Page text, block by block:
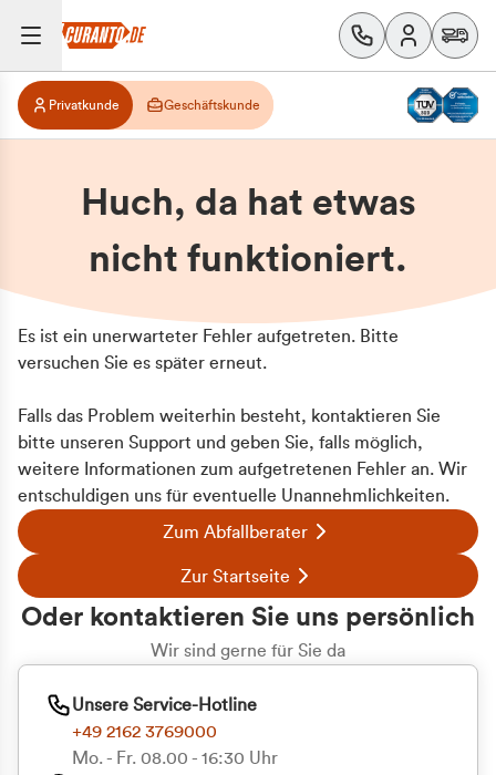
Privatkunde Geschäftskunde
Huch, da hat etwas
nicht funktioniert.
Es ist ein unerwarteter Fehler aufgetreten. Bitte
versuchen Sie es später erneut.
Falls das Problem weiterhin besteht, kontaktieren Sie
bitte unseren Support und geben Sie, falls möglich,
weitere Informationen zum aufgetretenen Fehler an. Wir
entschuldigen uns für eventuelle Unannehmlichkeiten.
Zum Abfallberater
Zur Startseite
Oder kontaktieren Sie uns persönlich
Wir sind gerne für Sie da
Unsere Service-Hotline
+49 2162 3769000
Mo. - Fr. 08.00 - 16:30 Uhr